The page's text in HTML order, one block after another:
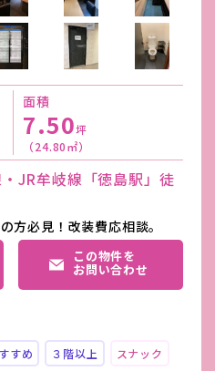
面積
7.50坪
（24.80㎡）
JR牟岐線「徳島駅」徒
方必見！改装費応相談。
この物件を
お問い合わせ
すめ ３階以上 スナック